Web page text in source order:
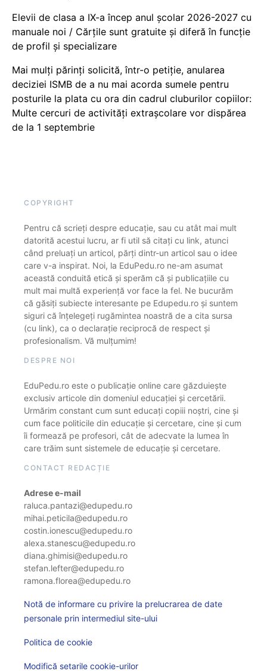
Elevii de clasa a IX-a încep anul școlar 2026-2027 cu
manuale noi / Cărțile sunt gratuite și diferă în funcție
de profil și specializare
Mai mulți părinți solicită, într-o petiție, anularea
deciziei ISMB de a nu mai acorda sumele pentru
posturile la plata cu ora din cadrul cluburilor copiilor:
Multe cercuri de activități extrașcolare vor dispărea
de la 1 septembrie
COPYRIGHT
Pentru că scrieți despre educație, sau cu atât mai mult
datorită acestui lucru, ar fi util să citați cu link, atunci
când preluați un articol, părți dintr-un articol sau o idee
care v-a inspirat. Noi, la EduPedu.ro ne-am asumat
această conduită etică și sperăm că și publicațiile cu
mult mai multă experiență vor face la fel. Ne bucurăm
că găsiți subiecte interesante pe Edupedu.ro și suntem
siguri că înțelegeți rugămintea noastră de a cita sursa
(cu link), ca o declarație reciprocă de respect și
profesionalism. Vă mulțumim!
DESPRE NOI
EduPedu.ro este o publicație online care găzduiește
exclusiv articole din domeniul educației și cercetării.
Urmărim constant cum sunt educați copiii noștri, cine și
cum face politicile din educație și cercetare, cine și cum
îi formează pe profesori, cât de adecvate la lumea în
care trăim sunt sistemele de educație și cercetare.
CONTACT REDACȚIE
Adrese e-mail
raluca.pantazi@edupedu.ro
mihai.peticila@edupedu.ro
costin.ionescu@edupedu.ro
alexa.stanescu@edupedu.ro
diana.ghimisi@edupedu.ro
stefan.lefter@edupedu.ro
ramona.florea@edupedu.ro
Notă de informare cu privire la prelucrarea de date
personale prin intermediul site-ului
Politica de cookie
Modifică setarile cookie-urilor